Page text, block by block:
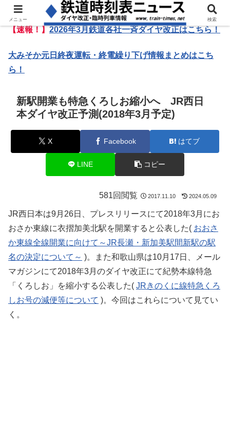
【速報！】2026年3月鉄道各社一斉ダイヤ改正はこちら！
大みそか元日終夜運転・終電繰り下げ情報まとめはこち
ら！
新駅開業も特急くろしお縮小へ JR西日
本ダイヤ改正予測(2018年3月予定)
X Facebook はてブ
LINE コピー
581回閲覧 2017.11.10 2024.05.09
JR西日本は9月26日、プレスリリースにて2018年3月にお
おさか東線に衣摺加美北駅を開業すると公表した( おおさ
か東線全線開業に向けて～JR長瀬・新加美駅間新駅の駅
名の決定について～ )。また和歌山県は10月17日、メール
マガジンにて2018年3月のダイヤ改正にて紀勢本線特急
「くろしお」を縮小する公表した( JRきのくに線特急くろ
しお号の減便等について )。今回はこれらについて見てい
く。
メニュー 検索